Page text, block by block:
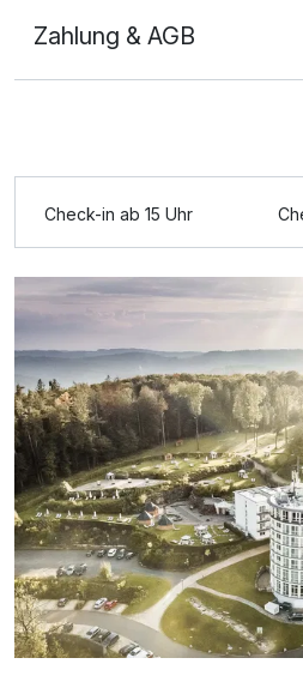
Zusatznächte
Für 3 Tage
Doppelzimmer mit Balkon
2 Erwachsene und 1 Kind
Zahlung & AGB
Check-in ab 15 Uhr